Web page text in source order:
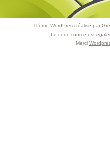
Thème WordPress réalisé par
Le code source est
Merci